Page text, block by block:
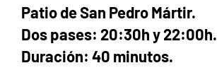
Patio de San Pedro Mártir.
Dos pases: 20:30h y 22:00h.
Duración: 40 minutos.